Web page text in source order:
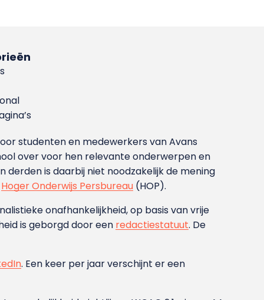
studenten en medewerkers van Avans
over voor hen relevante onderwerpen en
is daarbij niet noodzakelijk de mening
Hoger Onderwijs Persbureau (HOP).
onafhankelijkheid, op basis van vrije
is geborgd door een redactiestatuut. De
. Een keer per jaar verschijnt er een